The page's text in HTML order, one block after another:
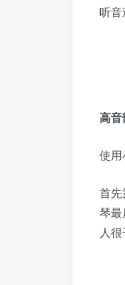
听音
高音
使用
首先
琴最
人